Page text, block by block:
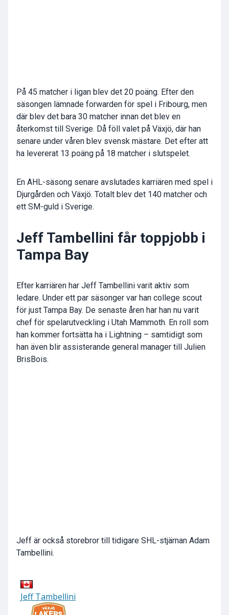
På 45 matcher i ligan blev det 20 poäng. Efter den
säsongen lämnade forwarden för spel i Fribourg, men
där blev det bara 30 matcher innan det blev en
återkomst till Sverige. Då föll valet på Växjö, där han
senare under våren blev svensk mästare. Det efter att
ha levererat 13 poäng på 18 matcher i slutspelet.
En AHL-säsong senare avslutades karriären med spel i
Djurgården och Växjö. Totalt blev det 140 matcher och
ett SM-guld i Sverige.
Jeff Tambellini får toppjobb i
Tampa Bay
Efter karriären har Jeff Tambellini varit aktiv som
ledare. Under ett par säsonger var han college scout
för just Tampa Bay. De senaste åren har han nu varit
chef för spelarutveckling i Utah Mammoth. En roll som
han kommer fortsätta ha i Lightning – samtidigt som
han även blir assisterande general manager till Julien
BrisBois.
Jeff är också storebror till tidigare SHL-stjärnan Adam
Tambellini.